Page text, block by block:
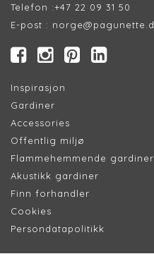
Telefon :+47 22 09 31 50
E-post :
Inspirasjon
Gardiner
Accessories
Offentlig miljø
Flammehemmende gardiner
Akustikk gardiner
Finn forhandler
Cookies
Persondatapolitikk